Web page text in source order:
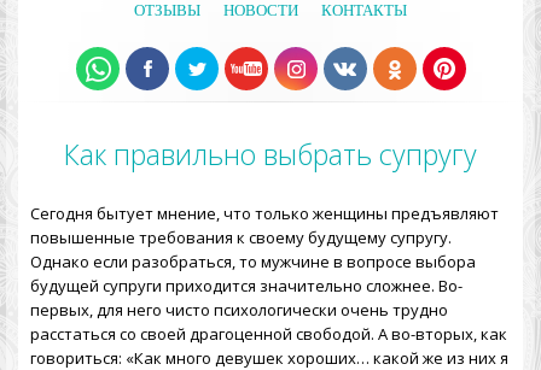
ОТЗЫВЫ
НОВОСТИ КОНТАКТЫ
Как правильно выбрать супругу
Сегодня бытует мнение, что только женщины предъявляют
повышенные требования к своему будущему супругу.
Однако если разобраться, то мужчине в вопросе выбора
будущей супруги приходится значительно сложнее. Во-
первых, для него чисто психологически очень трудно
расстаться со своей драгоценной свободой. А во-вторых, как
говориться: «Как много девушек хороших… какой же из них я